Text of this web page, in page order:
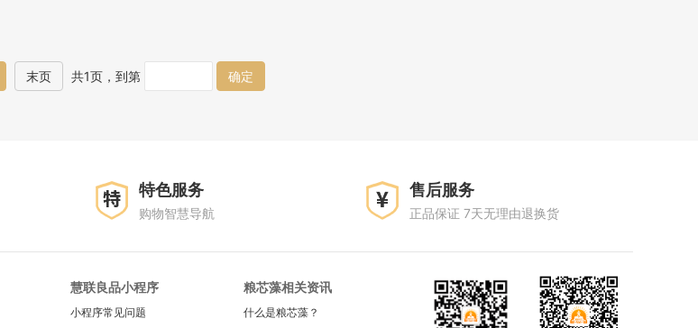
末页 共1页，到第 确定
特色服务
购物智慧导航
售后服务
正品保证 7天无理由退换货
慧联良品小程序
小程序常见问题
粮芯藻相关资讯
什么是粮芯藻？